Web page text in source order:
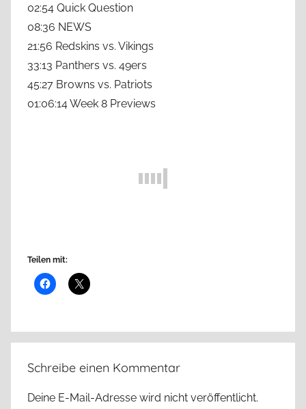
02:54 Quick Question
08:36 NEWS
21:56 Redskins vs. Vikings
33:13 Panthers vs. 49ers
45:27 Browns vs. Patriots
01:06:14 Week 8 Previews
Teilen mit:
Schreibe einen Kommentar
Deine E-Mail-Adresse wird nicht veröffentlicht.